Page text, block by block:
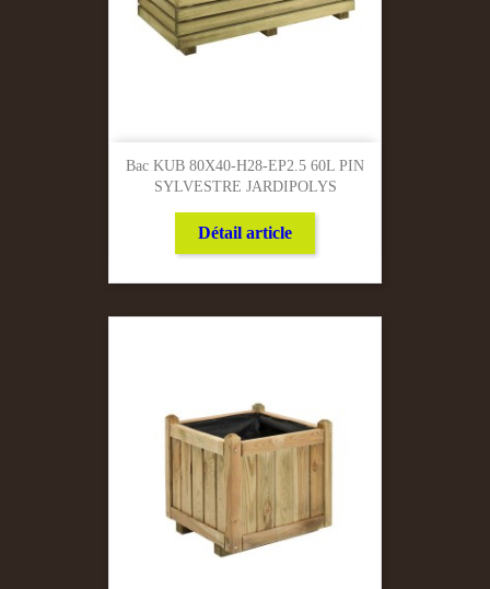
Bac KUB 80X40-H28-EP2.5 60L PIN
SYLVESTRE JARDIPOLYS
Détail article